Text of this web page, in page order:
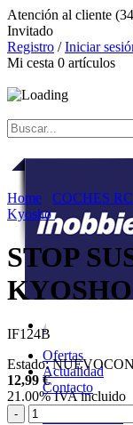
Atención al cliente
Invitado
Registro /Iniciar
Mi cesta 0 artículos
Ofertas
Actualidad
Contacto
Home COCHES RC
Kyosho
STOP
KYOSHO
IF124B
Estado:NUEVO
12,99 €
21.00%IVA incluido
-